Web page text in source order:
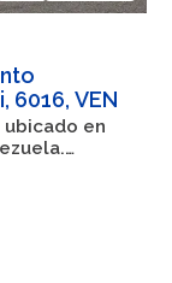
VEN
en